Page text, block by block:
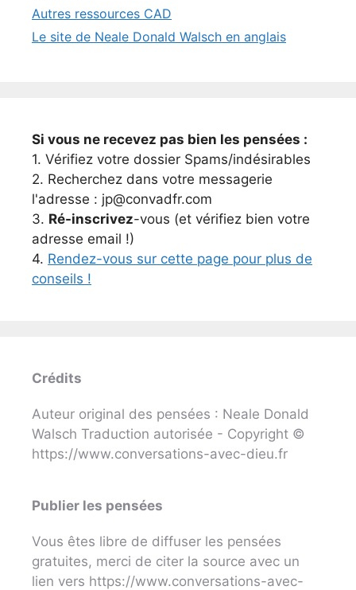
Autres ressources CAD
Le site de Neale Donald Walsch en anglais
Si vous ne recevez pas bien les pensées :
1. Vérifiez votre dossier Spams/indésirables
2. Recherchez dans votre messagerie
l'adresse : jp@convadfr.com
3. Ré-inscrivez-vous (et vérifiez bien votre
adresse email !)
4. Rendez-vous sur cette page pour plus de
conseils !
Crédits
Auteur original des pensées : Neale Donald
Walsch Traduction autorisée - Copyright ©
https://www.conversations-avec-dieu.fr
Publier les pensées
Vous êtes libre de diffuser les pensées
gratuites, merci de citer la source avec un
lien vers https://www.conversations-avec-